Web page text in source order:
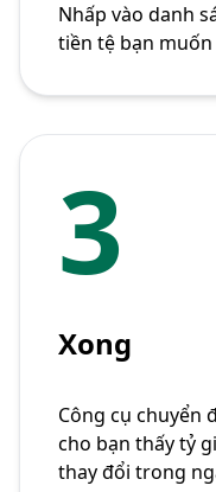
Nhấp vào danh
tiền tệ bạn
3
Xong
Công cụ chuyển
cho bạn thấy tỷ
thay đổi trong